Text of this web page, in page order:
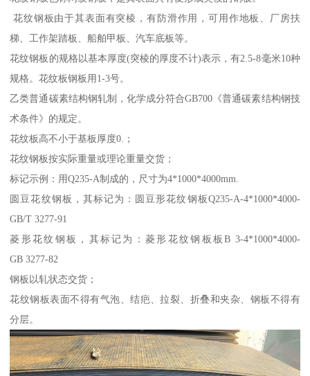
花纹钢板由于其表面有突棱，有防滑作用，可用作地板、厂房扶
梯、工作架踏板、船舶甲板、汽车底板等。
花纹钢板的规格以基本厚度(突棱的厚度不计)表示，有2.5-8毫米10种
规格。花纹板钢板用1-3号。
乙类普通碳素结构钢轧制，化学成分符合GB700《普通碳素结构钢技
术条件》的规定。
花纹板高不小于基板厚度0.；
花纹钢板按实际重量或理论重量交货；
标记示例：用Q235-A制成的，尺寸为4*1000*4000mm.
圆豆花纹钢板，其标记为：圆豆形花纹钢板Q235-A-4*1000*4000-
GB/T 3277-91
菱形花纹钢板，其标记为：菱形花纹钢板板B 3-4*1000*4000-
GB 3277-82
钢板以轧状态交货；
花纹钢板表面不得有气泡、结疤、拉裂、折叠和夹杂、钢板不得有
分层。